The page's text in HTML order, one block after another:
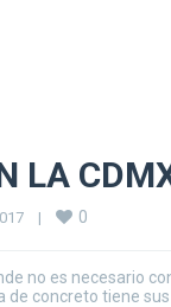
LA
| 0
no es necesario
concreto tiene